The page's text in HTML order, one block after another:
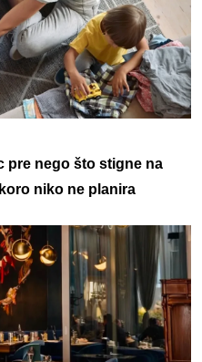
pre nego što stigne na
niko ne planira